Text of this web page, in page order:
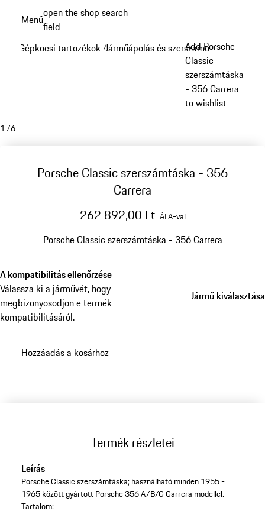
tartalomra
Menüopen the shop search
field
Gépkocsi tartozékok /Járműápolás és szerszámok /
Add Porsche
Classic
szerszámtáska
- 356 Carrera
to wishlist
1 /6
Porsche Classic szerszámtáska - 356
Carrera
262 892,00 Ft ÁFA-val
Porsche Classic szerszámtáska - 356 Carrera
A kompatibilitás ellenőrzése
Válassza ki a járművét, hogy
megbizonyosodjon e termék
kompatibilitásáról.
Jármű kiválasztása
Jármű kiválasztása
Hozzáadás a kosárhoz
Termék részletei
Leírás
Porsche Classic szerszámtáska; használható minden 1955 -
1965 között gyártott Porsche 356 A/B/C Carrera modellel.
Tartalom: